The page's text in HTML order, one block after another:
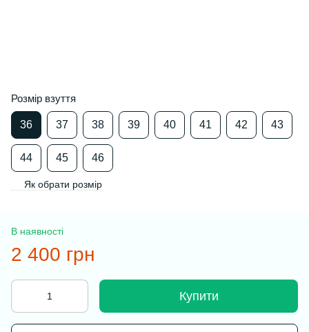
Розмір взуття
36 37 38 39 40 41 42 43
44 45 46
Як обрати розмір
В наявності
2 400 грн
Купити